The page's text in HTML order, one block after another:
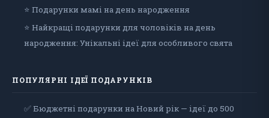
⭐ Подарунки мамі на день народження
⭐ Найкращі подарунки для чоловіків на день
народження: Унікальні ідеї для особливого свята
ПОПУЛЯРНІ ІДЕЇ ПОДАРУНКІВ
✅ Бюджетні подарунки на Новий рік — ідеї до 500